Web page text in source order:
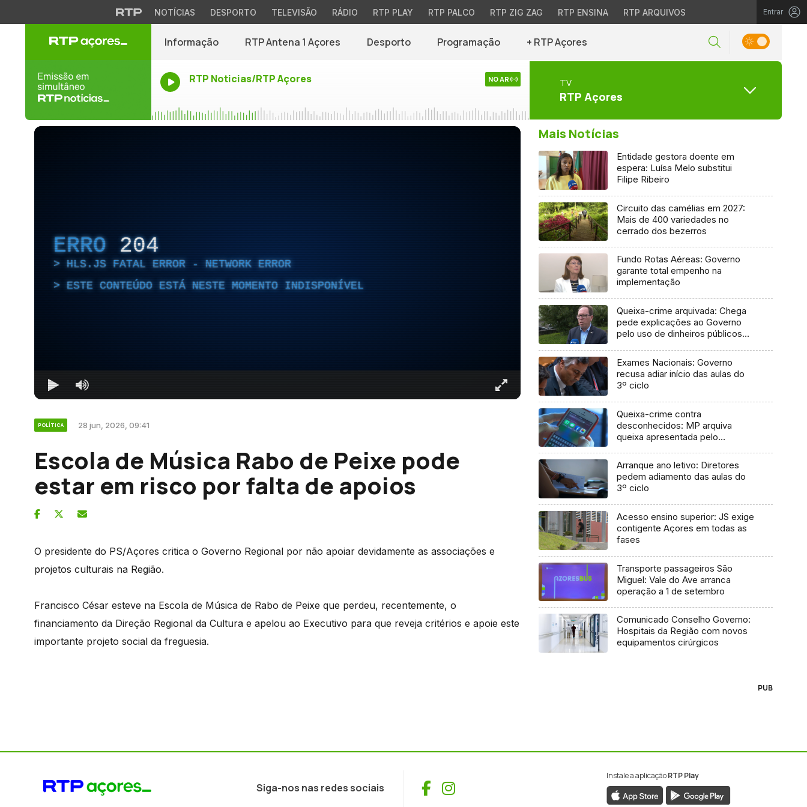
NOTÍCIAS DESPORTO TELEVISÃO RÁDIO RTP PLAY RTP PALCO RTP ZIG ZAG RTP ENSINA RTP ARQUIVOS Entrar
Informação RTP Antena 1 Açores Desporto Programação + RTP Açores
RTP Noticias/RTP Açores NO AR TV
RTP Açores
ERRO 204
HLS.JS FATAL ERROR - NETWORK ERROR
ESTE CONTEÚDO ESTÁ NESTE MOMENTO INDISPONÍVEL
POLÍTICA 28 jun, 2026, 09:41
Escola de Música Rabo de Peixe pode
estar em risco por falta de apoios
O presidente do PS/Açores critica o Governo Regional por não apoiar devidamente as associações e
projetos culturais na Região.
Francisco César esteve na Escola de Música de Rabo de Peixe que perdeu, recentemente, o
financiamento da Direção Regional da Cultura e apelou ao Executivo para que reveja critérios e apoie este
importante projeto social da freguesia.
Mais Notícias
Entidade gestora doente em
espera: Luísa Melo substitui
Filipe Ribeiro
Circuito das camélias em 2027:
Mais de 400 variedades no
cerrado dos bezerros
Fundo Rotas Aéreas: Governo
garante total empenho na
implementação
Queixa-crime arquivada: Chega
pede explicações ao Governo
pelo uso de dinheiros públicos
Exames Nacionais: Governo
recusa adiar início das aulas do
3º ciclo
Queixa-crime contra
desconhecidos: MP arquiva
queixa apresentada pelo
Arranque ano letivo: Diretores
pedem adiamento das aulas do
3º ciclo
Acesso ensino superior: JS exige
contigente Açores em todas as
fases
Transporte passageiros São
Miguel: Vale do Ave arranca
operação a 1 de setembro
Comunicado Conselho Governo:
Hospitais da Região com novos
equipamentos cirúrgicos
PUB
Siga-nos nas redes sociais Facebook
Instagram
Instale a aplicaçãoRTP Play